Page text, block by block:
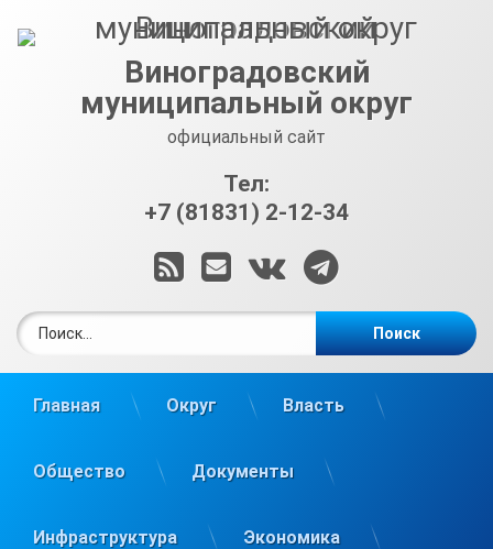
Виноградовский
муниципальный округ
официальный сайт
Тел:
+7 (81831) 2-12-34
RSSE-mailВКонтакте
Telegram
Главная Округ Власть
Общество Документы
Инфраструктура Экономика